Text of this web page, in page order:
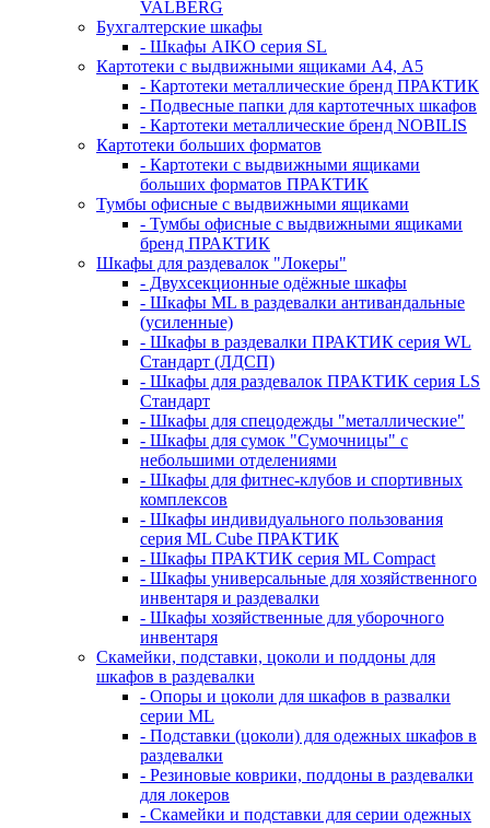
VALBERG
Бухгалтерские шкафы
- Шкафы AIKO серия SL
Картотеки с выдвижными ящиками А4, А5
- Картотеки металлические бренд ПРАКТИК
- Подвесные папки для картотечных шкафов
- Картотеки металлические бренд NOBILIS
Картотеки больших форматов
- Картотеки с выдвижными ящиками
больших форматов ПРАКТИК
Тумбы офисные с выдвижными ящиками
- Тумбы офисные с выдвижными ящиками
бренд ПРАКТИК
Шкафы для раздевалок "Локеры"
- Двухсекционные одёжные шкафы
- Шкафы ML в раздевалки антивандальные
(усиленные)
- Шкафы в раздевалки ПРАКТИК серия WL
Стандарт (ЛДСП)
- Шкафы для раздевалок ПРАКТИК серия LS
Стандарт
- Шкафы для спецодежды "металлические"
- Шкафы для сумок "Сумочницы" с
небольшими отделениями
- Шкафы для фитнес-клубов и спортивных
комплексов
- Шкафы индивидуального пользования
серия ML Cube ПРАКТИК
- Шкафы ПРАКТИК серия ML Compact
- Шкафы универсальные для хозяйственного
инвентаря и раздевалки
- Шкафы хозяйственные для уборочного
инвентаря
Скамейки, подставки, цоколи и поддоны для
шкафов в раздевалки
- Опоры и цоколи для шкафов в развалки
серии ML
- Подставки (цоколи) для одежных шкафов в
раздевалки
- Резиновые коврики, поддоны в раздевалки
для локеров
- Скамейки и подставки для серии одежных